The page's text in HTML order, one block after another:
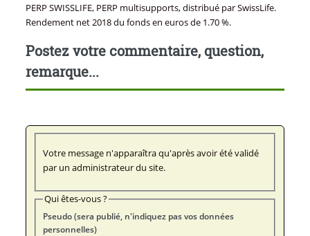
PERP SWISSLIFE, PERP multisupports, distribué par SwissLife.
Rendement net 2018 du fonds en euros de 1.70 %.
Postez votre commentaire, question,
remarque...
Votre message n'apparaîtra qu'après avoir été validé
par un administrateur du site.
Qui êtes-vous ?
Pseudo (sera publié, n'indiquez pas vos données
personnelles)